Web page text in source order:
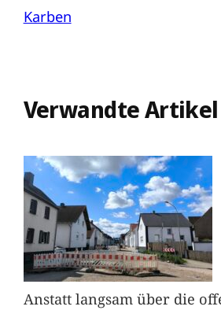
Karben
Verwandte Artikel
Anstatt langsam über die